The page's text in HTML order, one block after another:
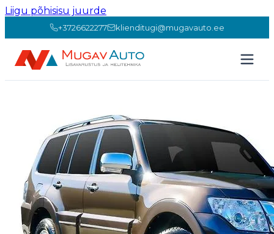
Liigu põhisisu juurde
+3726622277 klienditugi@mugavauto.ee